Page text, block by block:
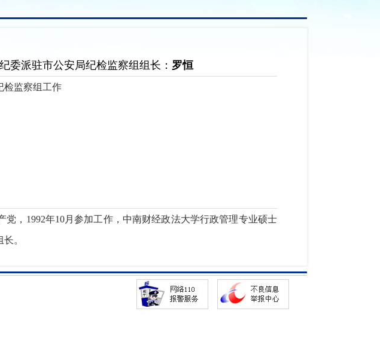
委派驻市公安局纪检监察组组长： 罗恒
检监察组工作
，1992年10月参加工作，中南财经政法大学行政管理专业硕士
。